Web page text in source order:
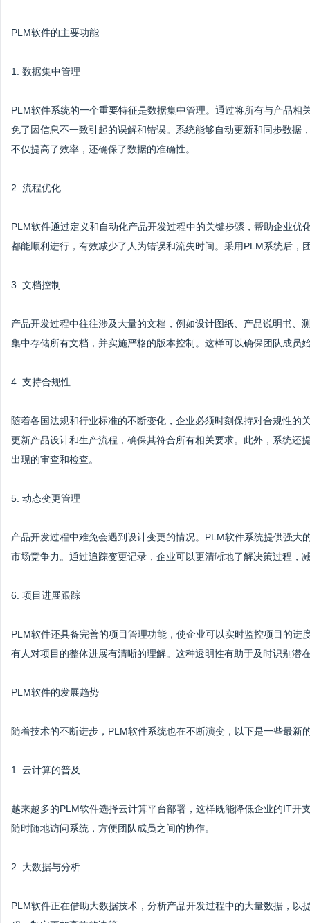
PLM软件的主要功能
1. 数据集中管理
PLM软件系统的一个重要特征是数据集中管理。通过将所有与产品
免了因信息不一致引起的误解和错误。系统能够自动更新和同步数据
不仅提高了效率，还确保了数据的准确性。
2. 流程优化
PLM软件通过定义和自动化产品开发过程中的关键步骤，帮助企业
都能顺利进行，有效减少了人为错误和流失时间。采用PLM系统后，
3. 文档控制
产品开发过程中往往涉及大量的文档，例如设计图纸、产品说明书
集中存储所有文档，并实施严格的版本控制。这样可以确保团队成员
4. 支持合规性
随着各国法规和行业标准的不断变化，企业必须时刻保持对合规性
更新产品设计和生产流程，确保其符合所有相关要求。此外，系统还
出现的审查和检查。
5. 动态变更管理
产品开发过程中难免会遇到设计变更的情况。PLM软件系统提供强
市场竞争力。通过追踪变更记录，企业可以更清晰地了解决策过程，
6. 项目进展跟踪
PLM软件还具备完善的项目管理功能，使企业可以实时监控项目的
有人对项目的整体进展有清晰的理解。这种透明性有助于及时识别潜
PLM软件的发展趋势
随着技术的不断进步，PLM软件系统也在不断演变，以下是一些最新
1. 云计算的普及
越来越多的PLM软件选择云计算平台部署，这样既能降低企业的IT
随时随地访问系统，方便团队成员之间的协作。
2. 大数据与分析
PLM软件正在借助大数据技术，分析产品开发过程中的大量数据，